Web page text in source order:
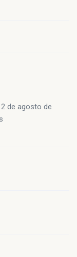
de agosto de